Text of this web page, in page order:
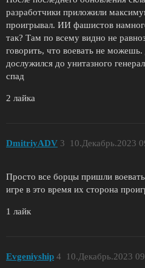
разработчики приложили
проигрывал. ИИ фашистов
так? Там по всему видно не
говорить, что воевать не
дослужился до унитазного
спад
2 лайка
DmitriyADV 10.Декабрь.2023
3
Просто все борцы пришли
игре в это время их сторона
1 лайк
Evgeniyship 10.Декабрь.2023
4